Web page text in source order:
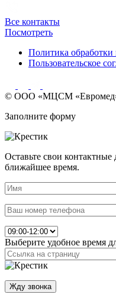
Все контакты
Посмотреть
Политика
Пользовательское
© ООО «МЦСМ
Заполните форму
Оставьте свои
ближайшее время.
Выберите удобное время